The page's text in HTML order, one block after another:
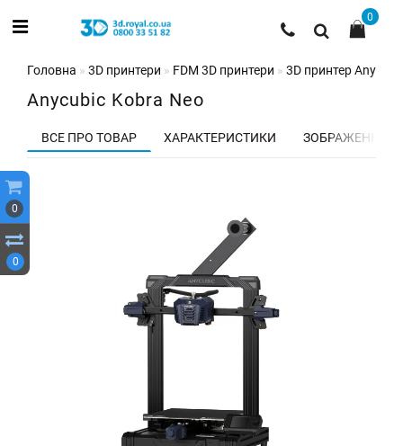
0
0
0
Головна 3D принтери FDM 3D принтери 3D принтер
Anycubic Kobra Neo
ВСЕ ПРО ТОВАР ХАРАКТЕРИСТИКИ ЗОБРАЖЕННЯ